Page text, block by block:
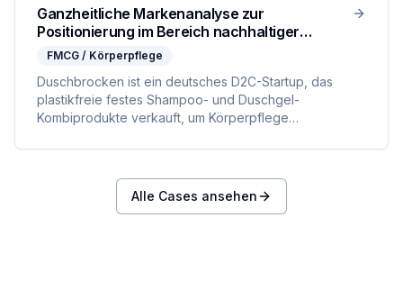
Ganzheitliche Markenanalyse zur
Positionierung im Bereich nachhaltiger
Körperpflege
FMCG / Körperpflege
Duschbrocken ist ein deutsches D2C-Startup, das
plastikfreie festes Shampoo- und Duschgel-
Kombiprodukte verkauft, um Körperpflege
machen. In einer Fokusgruppe haben wir das
bei der Zielgruppe validiert. Dabei stand die
Fragestellung im Fokus, wie die Markenkommunikation
Alle Cases ansehen